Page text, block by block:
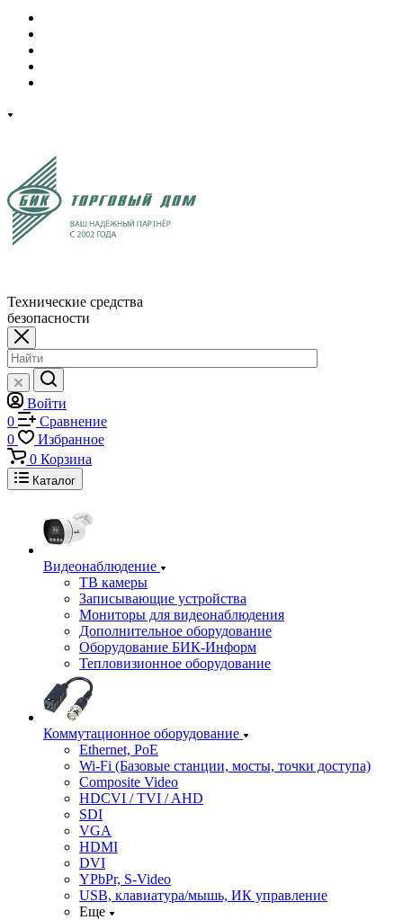
Технические средства
безопасности
Войти
0
Сравнение
0
Избранное
0 Корзина
Каталог
Видеонаблюдение
ТВ камеры
Записывающие устройства
Мониторы для видеонаблюдения
Дополнительное оборудование
Оборудование БИК-Информ
Тепловизионное оборудование
Коммутационное оборудование
Ethernet, PoE
Wi-Fi (Базовые станции, мосты, точки доступа)
Composite Video
HDCVI / TVI / AHD
SDI
VGA
HDMI
DVI
YPbPr, S-Video
USB, клавиатура/мышь, ИК управление
Еще